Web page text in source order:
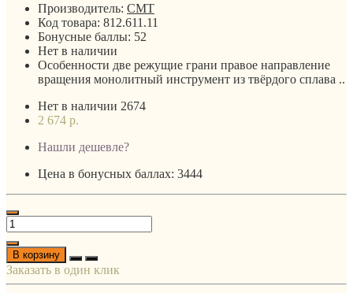
Производитель: CMT
Код товара: 812.611.11
Бонусные баллы: 52
Нет в наличии
Особенности две режущие грани правое направление
вращения монолитный инструмент из твёрдого сплава ..
Нет в наличии 2674
2 674 р.
Нашли дешевле?
Цена в бонусных баллах: 3444
В корзину
Заказать в один клик